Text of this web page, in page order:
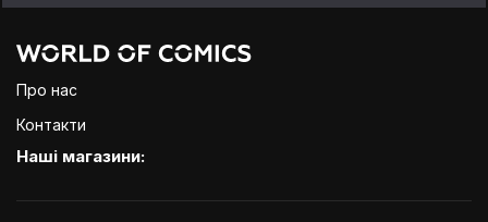
Про нас
Контакти
Наші магазини: